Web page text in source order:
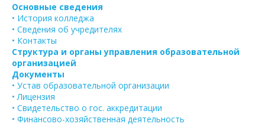
Основные сведения
• История колледжа
• Сведения об учредителях
• Контакты
Структура и органы управления образовательной
организацией
Документы
• Устав образовательной организации
• Лицензия
• Свидетельство о гос. аккредитации
• Финансово-хозяйственная деятельность